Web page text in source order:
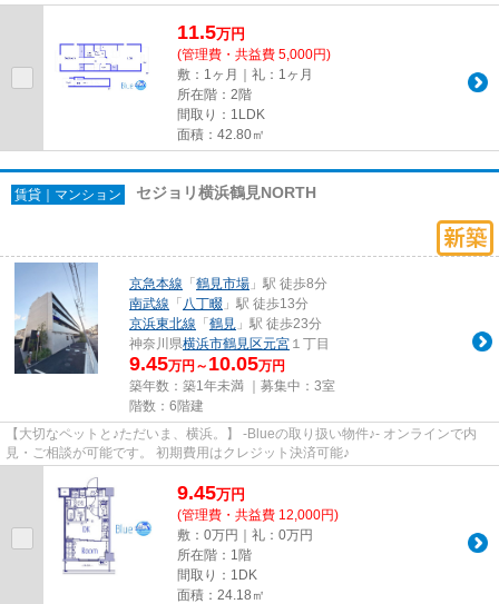
11.5万円
(管理費・共益費 5,000円)
敷：1ヶ月｜礼：1ヶ月
所在階：2階
間取り：1LDK
面積：42.80㎡
賃貸｜マンション セジョリ横浜鶴見NORTH
京急本線 「 鶴見市場 」駅 徒歩8分
南武線 「 八丁畷 」駅 徒歩13分
京浜東北線 「 鶴見 」駅 徒歩23分
神奈川県横浜市鶴見区元宮 １丁目
9.45万円～ 10.05万円
築年数：築1年未満 ｜募集中： 3室
階数：6階建
【大切なペットと♪ただいま、横浜。】 -Blueの取り扱い物件♪- オンラインで内
見・ご相談が可能です。 初期費用はクレジット決済可能♪
9.45万円
(管理費・共益費 12,000円)
敷：0万円｜礼：0万円
所在階：1階
間取り：1DK
面積：24.18㎡